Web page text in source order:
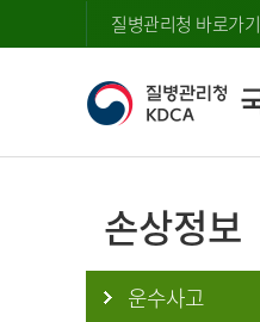
질병관리청 바로가기
손상정보
운수사고